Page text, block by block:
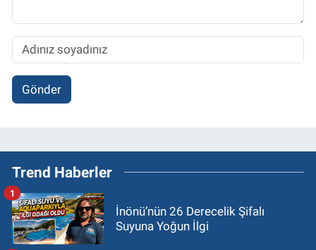
Gönder
Trend Haberler
İnönü’nün 26 Derecelik Şifalı
Suyuna Yoğun İlgi
1